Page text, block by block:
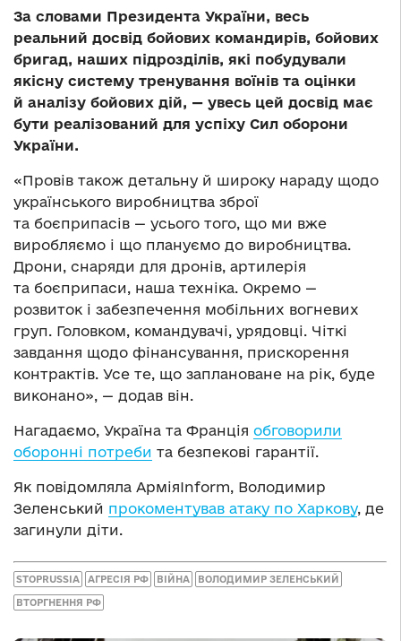
За словами Президента України, весь
реальний досвід бойових командирів, бойових
бригад, наших підрозділів, які побудували
якісну систему тренування воїнів та оцінки
й аналізу бойових дій, — увесь цей досвід має
бути реалізований для успіху Сил оборони
України.
«Провів також детальну й широку нараду щодо
українського виробництва зброї
та боєприпасів — усього того, що ми вже
виробляємо і що плануємо до виробництва.
Дрони, снаряди для дронів, артилерія
та боєприпаси, наша техніка. Окремо —
розвиток і забезпечення мобільних вогневих
груп. Головком, командувачі, урядовці. Чіткі
завдання щодо фінансування, прискорення
контрактів. Усе те, що заплановане на рік, буде
виконано», — додав він.
Нагадаємо, Україна та Франція обговорили
оборонні потреби та безпекові гарантії.
Як повідомляла АрміяInform, Володимир
Зеленський прокоментував атаку по Харкову, де
загинули діти.
STOPRUSSIA АГРЕСІЯ РФ ВІЙНА ВОЛОДИМИР ЗЕЛЕНСЬКИЙ
ВТОРГНЕННЯ РФ